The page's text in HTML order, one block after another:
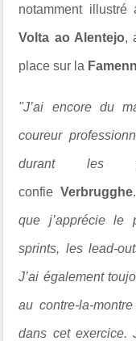
notamment illustré
Volta ao Alentejo,
place sur la
"J’ai encore du
coureur
durant les
confie Verbrugghe.
que j’apprécie le
sprints, les lead-
J’ai également
au contre-la-
dans cet exercice.